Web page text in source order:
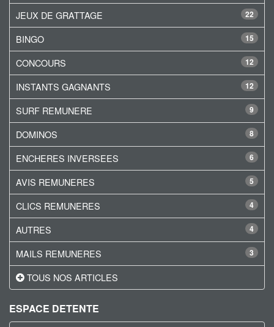
22
JEUX DE GRATTAGE
15
BINGO
12
CONCOURS
12
INSTANTS GAGNANTS
9
SURF REMUNERE
8
DOMINOS
6
ENCHERES INVERSEES
5
AVIS REMUNERES
4
CLICS REMUNERES
4
AUTRES
3
MAILS REMUNERES
TOUS NOS ARTICLES
ESPACE DETENTE